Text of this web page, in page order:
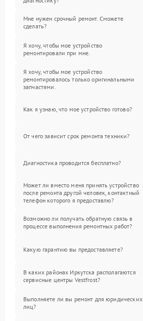
Мне нужен срочный ремонт. Сможете
сделать?
Я хочу, чтобы мое устройство
ремонтировали при мне.
Я хочу, чтобы мое устройство
ремонтировалось только оригинальными
запчастями.
Как я узнаю, что мое устройство готово?
От чего зависит срок ремонта техники?
Диагностика проводится бесплатно?
Может ли вместо меня принять устройство
после ремонта другой человек, контактный
телефон которого я предоставлю?
Возможно ли получать обратную связь в
процессе выполнения ремонтных работ?
Какую гарантию вы предоставляете?
В каких районах Иркутска располагаются
сервисные центры Vestfrost?
Выполняете ли вы ремонт для юридических
лиц?